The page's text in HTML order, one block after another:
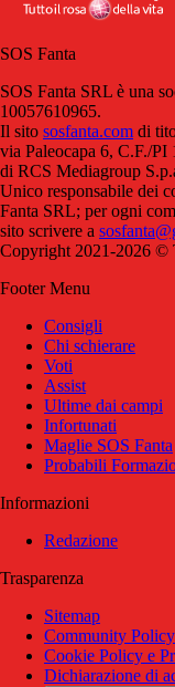
SOS Fanta
SOS Fanta SRL è una
10057610965.
Il sito sosfanta.com di
via Paleocapa 6, C.F./
di RCS Mediagroup
Unico responsabile dei
Fanta SRL; per ogni
sito scrivere a
Copyright 2021-2026 ©
Footer Menu
Consigli
Chi schierare
Voti
Assist
Ultime dai campi
Infortunati
Maglie SOS Fanta
Probabili
Informazioni
Redazione
Trasparenza
Sitemap
Community Policy
Cookie Policy e
Dichiarazione di